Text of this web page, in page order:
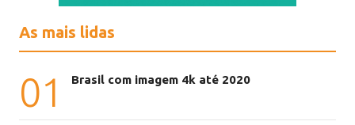
As mais lidas
01 Brasil com imagem 4k até 2020